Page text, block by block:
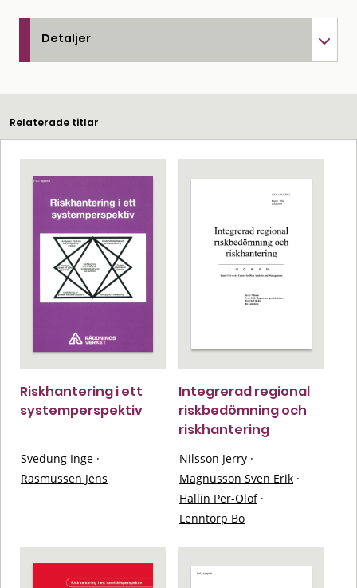
Detaljer
Relaterade titlar
Riskhantering i ett
systemperspektiv
Svedung Inge ·
Rasmussen Jens
Integrerad regional
riskbedömning och
riskhantering
Nilsson Jerry ·
Magnusson Sven Erik ·
Hallin Per-Olof ·
Lenntorp Bo